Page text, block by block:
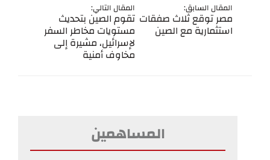
المقال السابق:
مصر توقع ثلاث صفقات
استثمارية مع الصين
المقال التالي:
تقوم الصين بتحديث
مستويات مخاطر السفر
لإسرائيل، مشيرة إلى
مخاوف أمنية
المساهمين